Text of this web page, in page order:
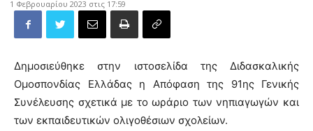
1 Φεβρουαρίου 2023 στις 17:59
Δημοσιεύθηκε στην ιστοσελίδα της Διδασκαλικής
Ομοσπονδίας Ελλάδας η Απόφαση της 91ης Γενικής
Συνέλευσης σχετικά με το ωράριο των νηπιαγωγών και
των εκπαιδευτικών ολιγοθέσιων σχολείων.